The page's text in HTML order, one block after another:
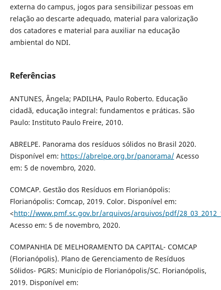
externa do campus, jogos para sensibilizar pessoas em
relação ao descarte adequado, material para valorização
dos catadores e material para auxiliar na educação
ambiental do NDI.
Referências
ANTUNES, Ângela; PADILHA, Paulo Roberto. Educação
cidadã, educação integral: fundamentos e práticas. São
Paulo: Instituto Paulo Freire, 2010.
ABRELPE. Panorama dos resíduos sólidos no Brasil 2020.
Disponível em: https://abrelpe.org.br/panorama/Acesso
em: 5 de novembro, 2020.
COMCAP. Gestão dos Resíduos em Florianópolis:
Florianópolis: Comcap, 2019. Color. Disponível em:
<http://www.pmf.sc.gov.br/arquivos/arquivos/pdf/
Acesso em: 5 de novembro, 2020.
COMPANHIA DE MELHORAMENTO DA CAPITAL- COMCAP
(Florianópolis). Plano de Gerenciamento de Resíduos
Sólidos- PGRS: Município de Florianópolis/SC. Florianópolis,
2019. Disponível em: